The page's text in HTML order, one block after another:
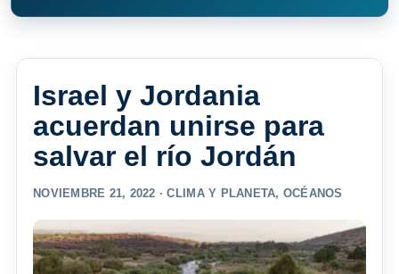
Israel y Jordania
acuerdan unirse para
salvar el río Jordán
NOVIEMBRE 21, 2022 ·CLIMA Y PLANETA, OCÉANOS